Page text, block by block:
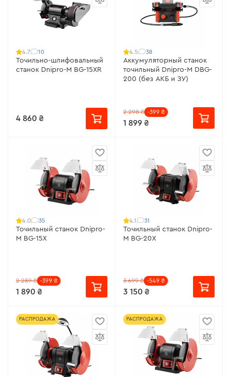
4.7 10
Точильно-шлифовальный
станок Dnipro-M BG-15ХR
4 860 ₴
4.5 38
Аккумуляторный станок
точильный Dnipro-M DBG-
200 (без АКБ и ЗУ)
2 298 ₴ -399 ₴
1 899 ₴
4.0 35
Точильный станок Dnipro-
M BG-15X
2 289 ₴ -399 ₴
1 890 ₴
4.1 31
Точильный станок Dnipro-
M BG-20X
3 699 ₴ -549 ₴
3 150 ₴
РАСПРОДАЖА РАСПРОДАЖА